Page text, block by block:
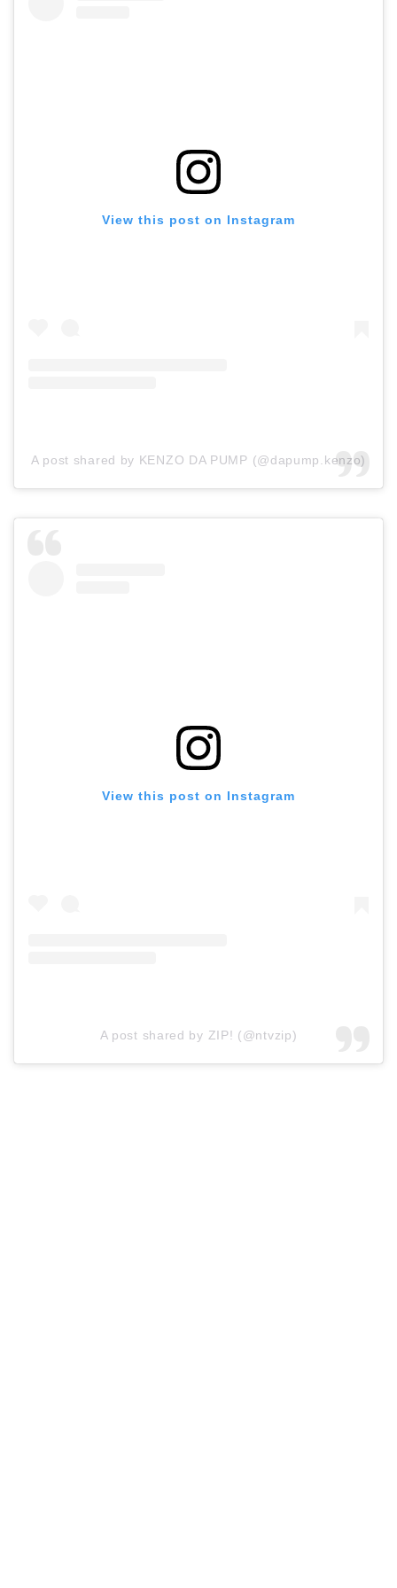
View this post on Instagram
A post shared by KENZO DA PUMP (@dapump.kenzo)
View this post on Instagram
A post shared by ZIP! (@ntvzip)